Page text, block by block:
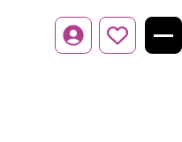
Inloggen